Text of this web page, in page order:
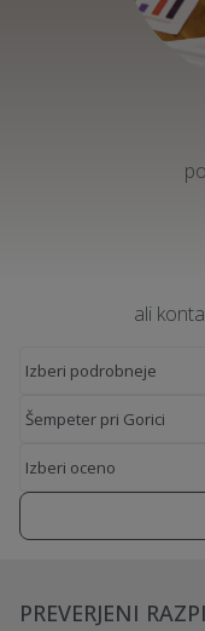
ali
PREVERJENI